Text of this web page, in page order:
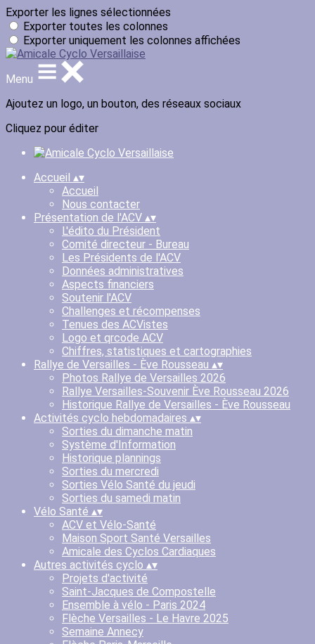
Exporter les lignes sélectionnées
Exporter toutes les colonnes
Exporter uniquement les colonnes affichées
Menu
Ajoutez un logo, un bouton, des réseaux sociaux
Cliquez pour éditer
Accueil ▴▾
Accueil
Nous contacter
Présentation de l'ACV ▴▾
L'édito du Président
Comité directeur - Bureau
Les Présidents de l'ACV
Données administratives
Aspects financiers
Soutenir l'ACV
Challenges et récompenses
Tenues des ACVistes
Logo et qrcode ACV
Chiffres, statistiques et cartographies
Rallye de Versailles - Ève Rousseau ▴▾
Photos Rallye de Versailles 2026
Rallye Versailles-Souvenir Ève Rousseau 2026
Historique Rallye de Versailles - Ève Rousseau
Activités cyclo hebdomadaires ▴▾
Sorties du dimanche matin
Système d'Information
Historique plannings
Sorties du mercredi
Sorties Vélo Santé du jeudi
Sorties du samedi matin
Vélo Santé ▴▾
ACV et Vélo-Santé
Maison Sport Santé Versailles
Amicale des Cyclos Cardiaques
Autres activités cyclo ▴▾
Projets d'activité
Saint-Jacques de Compostelle
Ensemble à vélo - Paris 2024
Flèche Versailles - Le Havre 2025
Semaine Annecy